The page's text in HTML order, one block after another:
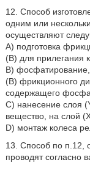
12. Способ
одним или
осуществляют
A) подготовка
(В) для прилегания
B)
(В) фрикционного
содержащего
C) нанесение слоя
вещество, на слой
D) монтаж колеса
13. Способ по п.12,
проводят согласно